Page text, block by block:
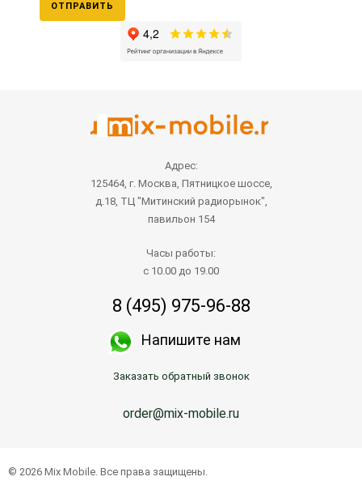
ОТПРАВИТЬ
Адрес:
125464, г. Москва, Пятницкое шоссе,
д.18, ТЦ "Митинский радиорынок",
павильон 154
Часы работы:
с 10.00 до 19.00
8 (495) 975-96-88
Напишите нам
Заказать обратный звонок
order@mix-mobile.ru
© 2026 Mix Mobile. Все права защищены.